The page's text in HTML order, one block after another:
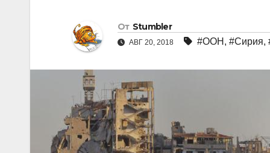
От Stumbler
АВГ 20, 2018 #ООН , #Сирия,